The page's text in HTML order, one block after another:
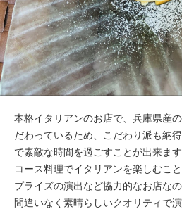
本格イタリアンのお店で、兵庫県産
だわっているため、こだわり派も納
で素敵な時間を過ごすことが出来ます
コース料理でイタリアンを楽しむこ
プライズの演出など協力的なお店な
間違いなく素晴らしいクオリティで